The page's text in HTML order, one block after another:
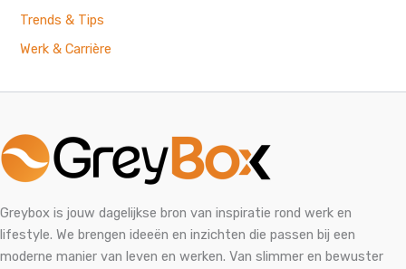
Trends & Tips
Werk & Carrière
Greybox is jouw dagelijkse bron van inspiratie rond werk en
lifestyle. We brengen ideeën en inzichten die passen bij een
moderne manier van leven en werken. Van slimmer en bewuster